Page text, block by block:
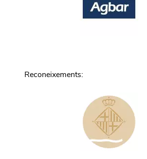
Reconeixements: